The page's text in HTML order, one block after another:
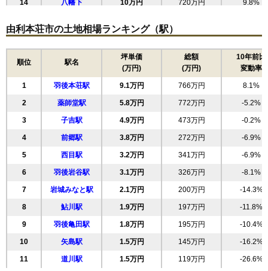
14 八幡下 10万円 720万円 9.8%
16 中梵天 9.5万円 1,014万円 3.7%
9.1万円 570万円 6.8%
9.0万円 891万円 3.1%
19 西小人町 8.9万円 671万円 3.5%
20 石脇 8.8万円 794万円 8.2%
21 桜小路 8.8万円 1,407万円 -3.3%
22 新組町 8.4万円 607万円 3.8%
23 西梵天 7.9万円 811万円 2.1%
24 鶴沼 7.9万円 499万円 5.9%
25 大鍬町 7.9万円 617万円 8.9%
26 中町 7.4万円 2,461万円 -2.0%
27 薬師堂 7.2万円 713万円 -2.9%
28 小人町 6.9万円 618万円 1.4%
29 古雪町 6.5万円 586万円 6.8%
由利本荘市の土地相場ランキング（駅）
順位 駅名
坪単価
(万円)
総額
(万円)
10年前比
変動率
1 羽後本荘駅 9.1万円 766万円 8.1%
2 薬師堂駅 5.8万円 772万円 -5.2%
3 子吉駅 4.9万円 473万円 -0.2%
4 前郷駅 3.8万円 272万円 -6.9%
5 西目駅 3.2万円 341万円 -6.9%
6 羽後岩谷駅 3.1万円 326万円 -8.1%
7 岩城みなと駅 2.1万円 200万円 -14.3%
8 鮎川駅 1.9万円 197万円 -11.8%
9 羽後亀田駅 1.8万円 195万円 -10.4%
10 矢島駅 1.5万円 145万円 -16.2%
11 道川駅 1.5万円 119万円 -26.6%